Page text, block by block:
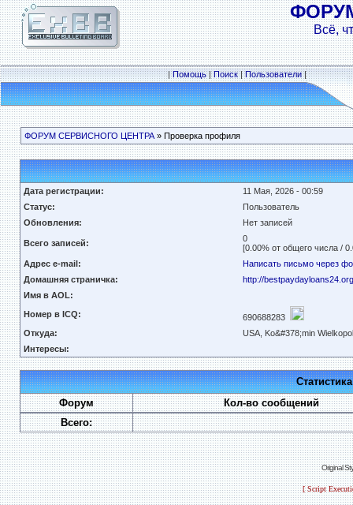
Всё,
|Помощь|Поиск|Пользователи|
ФОРУМ СЕРВИСНОГО ЦЕНТРА» Проверка профиля
Дата регистрации:
11 Мая, 2026 - 00:59
Статус:
Пользователь
Обновления:
Нет записей
Всего записей:
0
[0.00% от общего числа /
Адрес e-mail:
Написать письмо через
Домашняя страничка:
http://bestpaydayloans24.org
Имя в AOL:
Номер в ICQ:
690688283
Откуда:
USA, Ko&#378;min
Интересы:
Форум
Кол-во сообщений
Всего:
Original
[ Script